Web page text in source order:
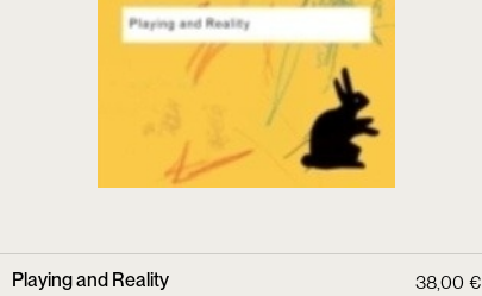
Playing and Reality 38,00 €